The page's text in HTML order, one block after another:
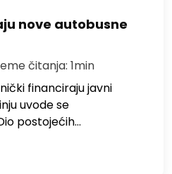
nove autobusne
čitanja: 1min
financiraju javni
uvode se
postojećih…